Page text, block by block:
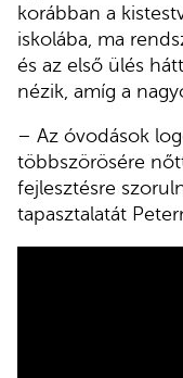
korábban a
iskolába, ma
és az első ülés
nézik, amíg a
– Az óvodások
többszörösére
fejlesztésre
tapasztalatát